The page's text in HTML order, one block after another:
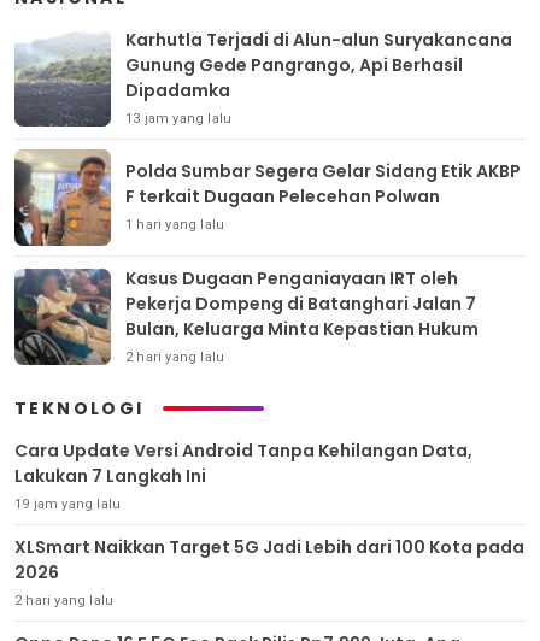
Karhutla Terjadi di Alun-alun Suryakancana
Gunung Gede Pangrango, Api Berhasil
Dipadamka
13 jam yang lalu
Polda Sumbar Segera Gelar Sidang Etik AKBP
F terkait Dugaan Pelecehan Polwan
1 hari yang lalu
Kasus Dugaan Penganiayaan IRT oleh
Pekerja Dompeng di Batanghari Jalan 7
Bulan, Keluarga Minta Kepastian Hukum
2 hari yang lalu
TEKNOLOGI
Cara Update Versi Android Tanpa Kehilangan Data,
Lakukan 7 Langkah Ini
19 jam yang lalu
XLSmart Naikkan Target 5G Jadi Lebih dari 100 Kota pada
2026
2 hari yang lalu